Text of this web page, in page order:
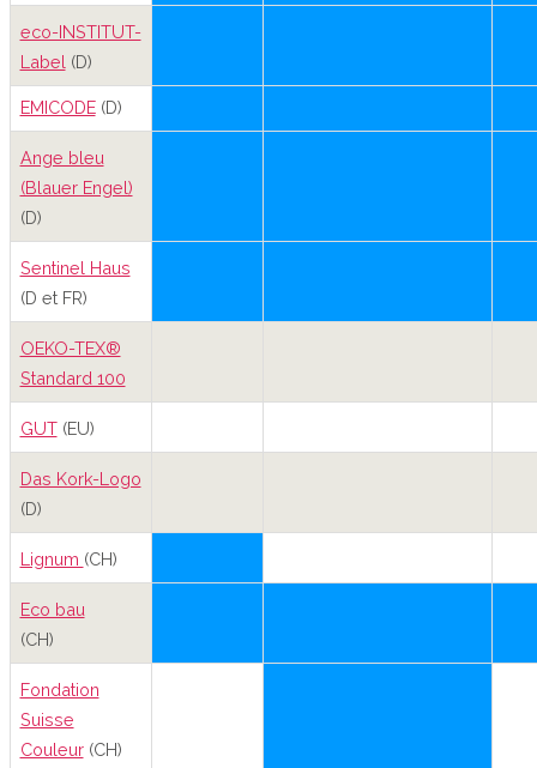
eco-INSTITUT-
Label (D)
EMICODE(D)
Ange bleu
(Blauer Engel)
(D)
Sentinel Haus
(D et FR)
OEKO-TEX®
Standard 100
GUT(EU)
Das Kork-Logo
(D)
Lignum (CH)
Eco bau
(CH)
Fondation
Suisse
Couleur(CH)